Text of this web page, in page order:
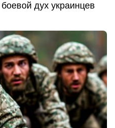
дух украинцев